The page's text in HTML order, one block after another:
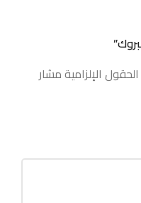
الحقول الإلزامية مشار